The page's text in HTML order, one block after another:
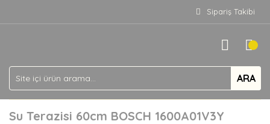
Sipariş Takibi
ARA
Su Terazisi 60cm BOSCH 1600A01V3Y